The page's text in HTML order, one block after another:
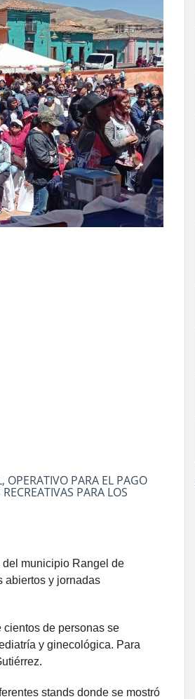
OPERATIVO PARA EL PAGO
PARA LOS
municipio Rangel de
abiertos y jornadas
de personas se
y ginecológica. Para
stands donde se mostró